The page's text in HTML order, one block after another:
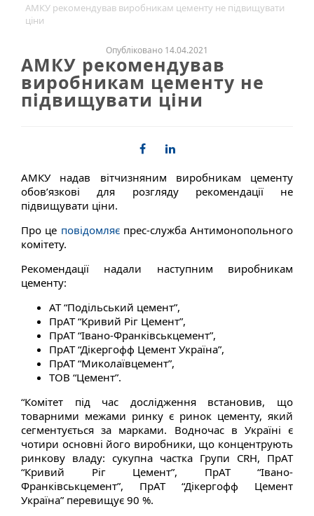
АМКУ рекомендував виробникам цементу не підвищувати
ціни
Опубліковано 14.04.2021
АМКУ рекомендував
виробникам цементу не
підвищувати ціни
АМКУ надав вітчизняним виробникам цементу
обов’язкові для розгляду рекомендації не
підвищувати ціни.
Про це повідомляєпрес-служба Антимонопольного
комітету.
Рекомендації надали наступним виробникам
цементу:
АТ “Подільський цемент”,
ПрАТ “Кривий Ріг Цемент”,
ПрАТ “Івано-Франківськцемент”,
ПрАТ “Дікергофф Цемент Україна”,
ПрАТ “Миколаївцемент”,
ТОВ “Цемент”.
“Комітет під час дослідження встановив, що
товарними межами ринку є ринок цементу, який
сегментується за марками. Водночас в Україні є
чотири основні його виробники, що концентрують
ринкову владу: сукупна частка Групи CRH, ПрАТ
“Кривий Ріг Цемент”, ПрАТ “Івано-
Франківськцемент”, ПрАТ “Дікергофф Цемент
Україна” перевищує 90 %.